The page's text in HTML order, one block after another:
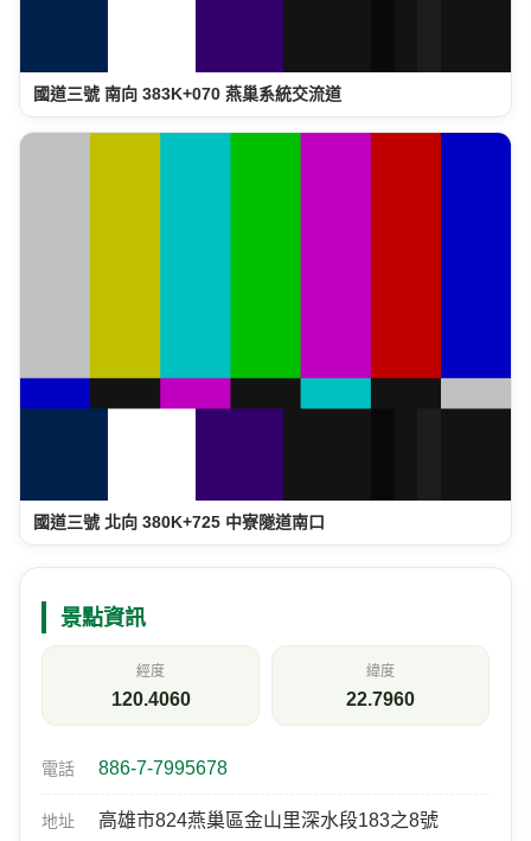
國道三號 南向 383K+070 燕巢系統交流道
國道三號 北向 380K+725 中寮隧道南口
景點資訊
經度
120.4060
緯度
22.7960
電話 886-7-7995678
地址 高雄市824燕巢區金山里深水段183之8號